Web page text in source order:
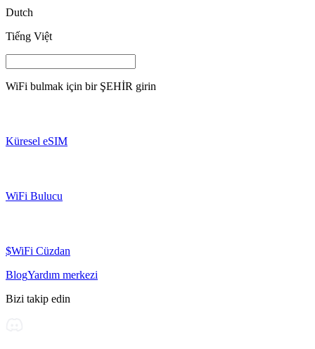
Dutch
Tiếng Việt
WiFi bulmak için bir ŞEHİR girin
Küresel eSIM
WiFi Bulucu
$WiFi Cüzdan
BlogYardım merkezi
Bizi takip edin